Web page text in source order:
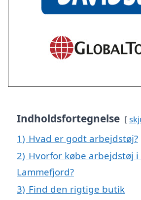
Indholdsfortegnelse
1) Hvad er godt arbejdstøj?
2) Hvorfor købe arbejdstøj i
Lammefjord?
3) Find den rigtige butik